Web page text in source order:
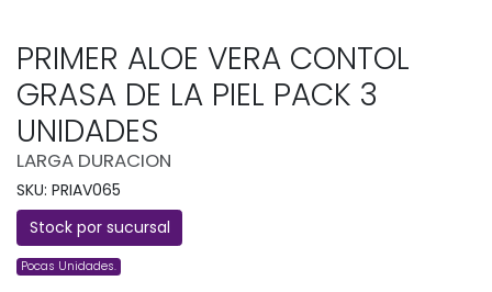
PRIMER ALOE VERA CONTOL
GRASA DE LA PIEL PACK 3
UNIDADES
LARGA DURACION
SKU: PRIAV065
Stock por sucursal
Pocas Unidades.